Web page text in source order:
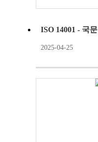
ISO 14001 - 국문
2025-04-25